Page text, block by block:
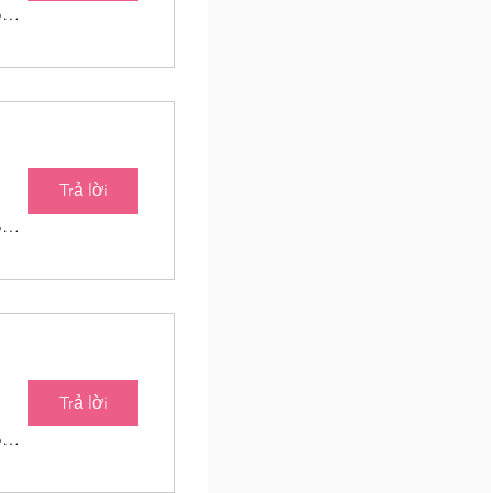
Baton Roots Community Farm
Baton Roots Community Farm
Trả lời
Baton Roots Community Farm
Trả lời